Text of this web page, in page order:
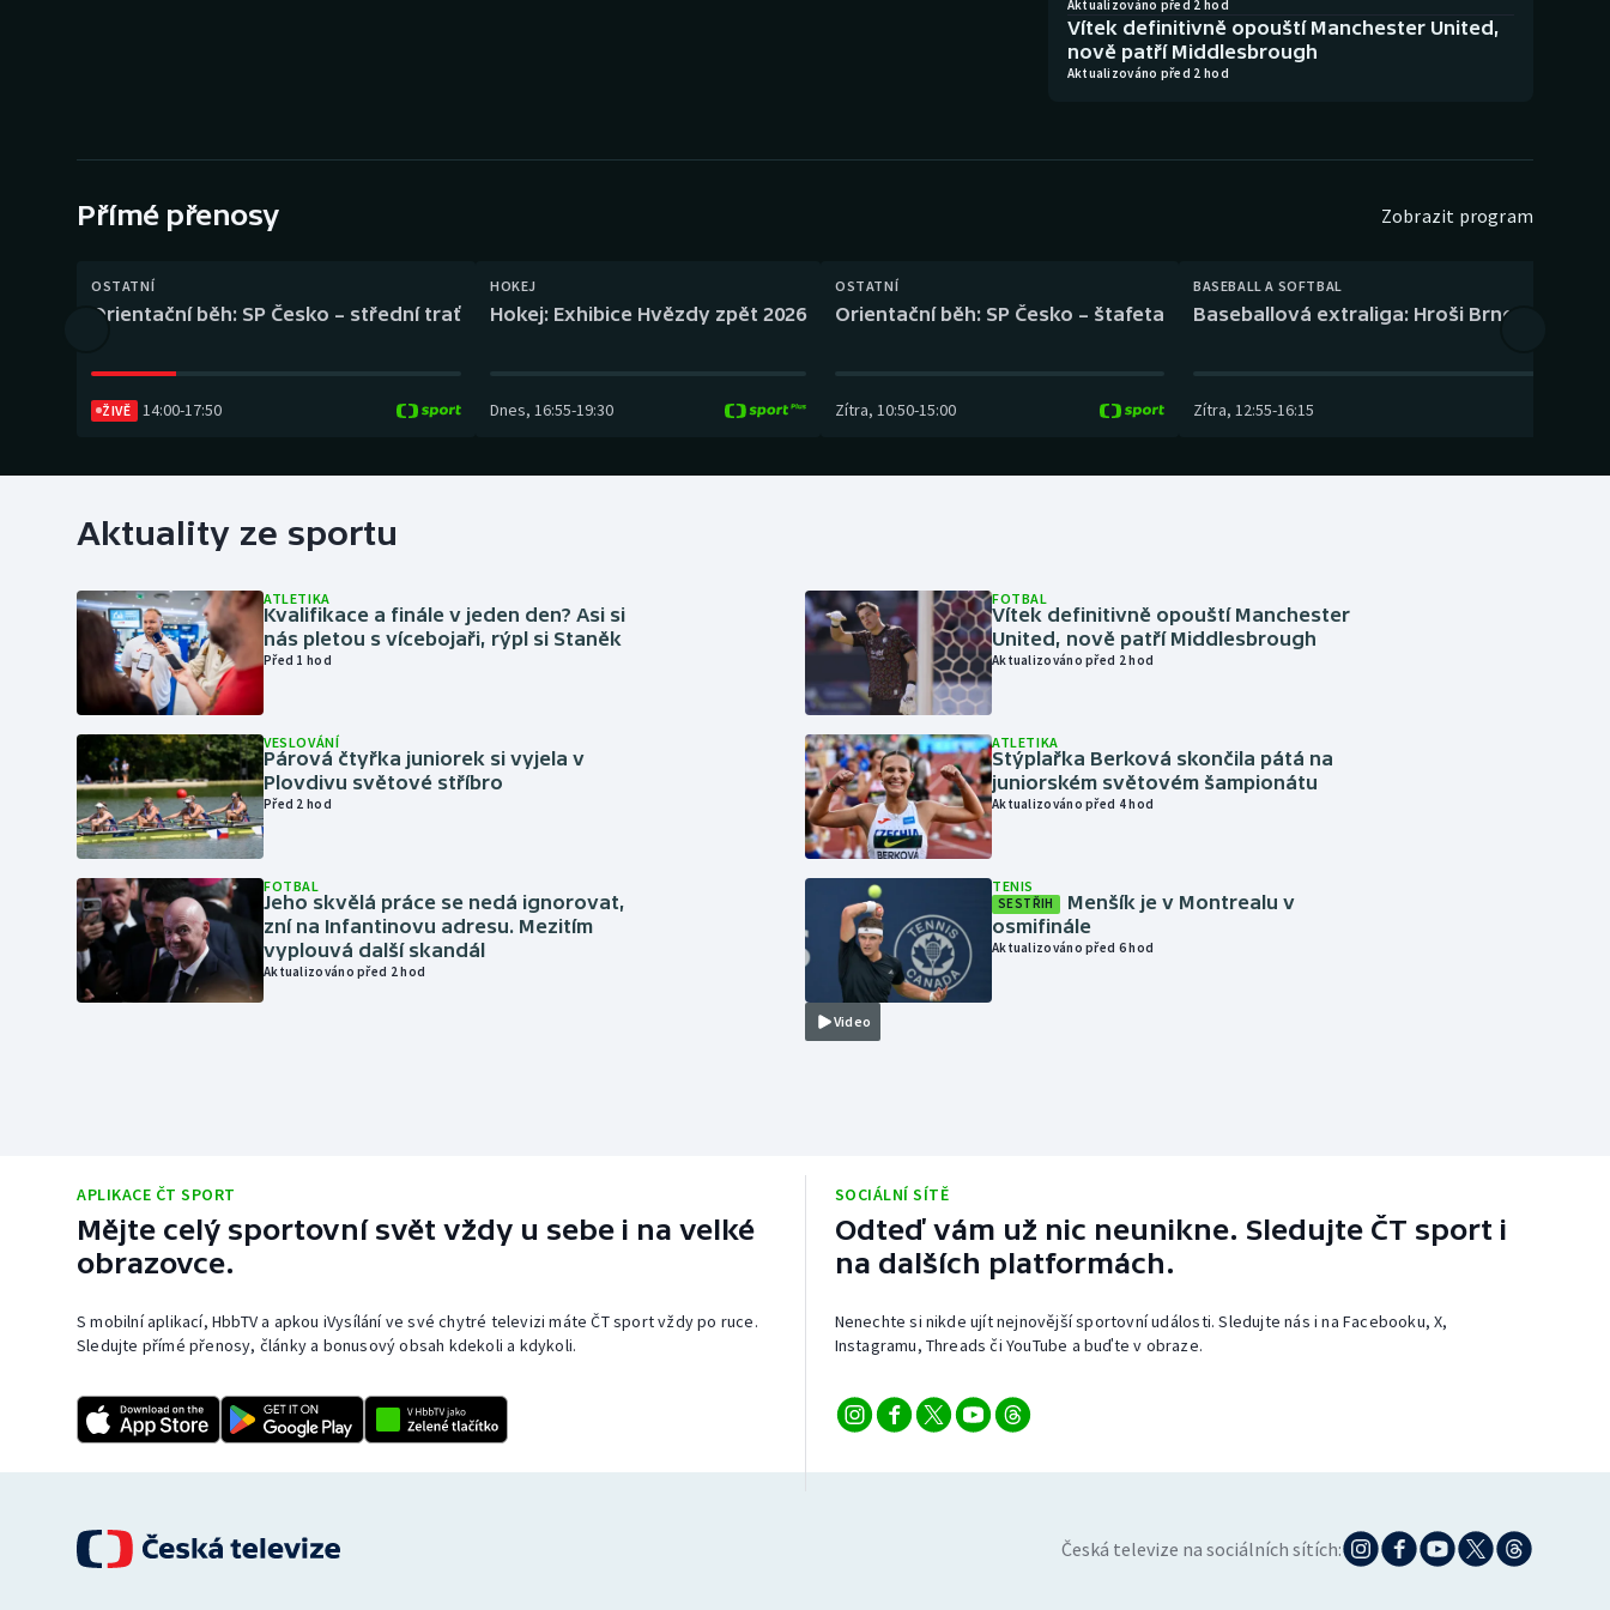
Aktualizováno před 2 hod
Vítek definitivně opouští Manchester United,
nově patří Middlesbrough
Aktualizováno před 2 hod
Přímé přenosy Zobrazit program
OSTATNÍ
Orientační běh: SP Česko – střední trať
ŽIVĚ 14:00-17:50
HOKEJ
Hokej: Exhibice Hvězdy zpět 2026
Dnes, 16:55-19:30
OSTATNÍ
Orientační běh: SP Česko – štafeta
Zítra, 10:50-15:00
BASEBALL A SOFTBAL
Baseballová extraliga: Hroši Brno – Eagles
Zítra, 12:55-16:15
Aktuality ze sportu
ATLETIKA
Kvalifikace a finále v jeden den? Asi si
nás pletou s vícebojaři, rýpl si Staněk
Před 1 hod
VESLOVÁNÍ
Párová čtyřka juniorek si vyjela v
Plovdivu světové stříbro
Před 2 hod
FOTBAL
Jeho skvělá práce se nedá ignorovat,
zní na Infantinovu adresu. Mezitím
vyplouvá další skandál
Aktualizováno před 2 hod
FOTBAL
Vítek definitivně opouští Manchester
United, nově patří Middlesbrough
Aktualizováno před 2 hod
ATLETIKA
Stýplařka Berková skončila pátá na
juniorském světovém šampionátu
Aktualizováno před 4 hod
Video
TENIS
SESTŘIH
Menšík je v Montrealu v
osmifinále
Aktualizováno před 6 hod
APLIKACE ČT SPORT
Mějte celý sportovní svět vždy u sebe i na velké
obrazovce.
S mobilní aplikací, HbbTV a apkou iVysílání ve své chytré televizi máte ČT sport vždy po ruce.
Sledujte přímé přenosy, články a bonusový obsah kdekoli a kdykoli.
SOCIÁLNÍ SÍTĚ
Odteď vám už nic neunikne. Sledujte ČT sport i
na dalších platformách.
Nenechte si nikde ujít nejnovější sportovní události. Sledujte nás i na Facebooku, X,
Instagramu, Threads či YouTube a buďte v obraze.
Česká televize na sociálních sítích: